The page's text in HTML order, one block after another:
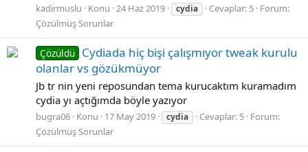
kadirmuslu Konu 24 Haz 2019 cydia Cevaplar: 5 Forum:
Çözülmüş Sorunlar
Çözüldü Cydiada hiç bişi çalışmıyor tweak kurulu
olanlar vs gözükmüyor
Jb tr nin yeni reposundan tema kurucaktım kuramadım
cydia yı açtığımda böyle yazıyor
bugra06 Konu 17 May 2019 cydia Cevaplar: 5 Forum:
Çözülmüş Sorunlar